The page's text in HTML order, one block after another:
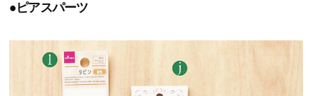
●ピアスパーツ